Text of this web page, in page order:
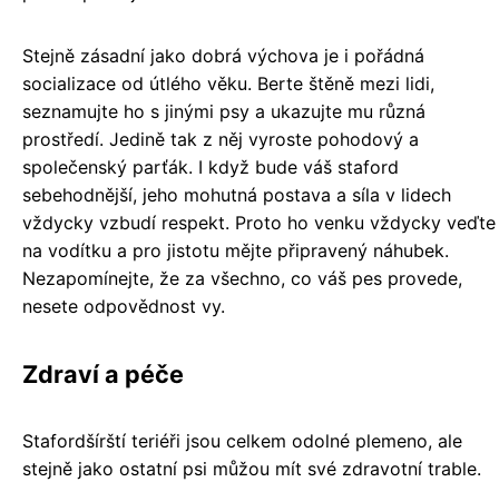
Stejně zásadní jako dobrá výchova je i pořádná
socializace od útlého věku. Berte štěně mezi lidi,
seznamujte ho s jinými psy a ukazujte mu různá
prostředí. Jedině tak z něj vyroste pohodový a
společenský parťák. I když bude váš staford
sebehodnější, jeho mohutná postava a síla v lidech
vždycky vzbudí respekt. Proto ho venku vždycky veďte
na vodítku a pro jistotu mějte připravený náhubek.
Nezapomínejte, že za všechno, co váš pes provede,
nesete odpovědnost vy.
Zdraví a péče
Stafordšírští teriéři jsou celkem odolné plemeno, ale
stejně jako ostatní psi můžou mít své zdravotní trable.